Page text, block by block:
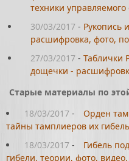
техники управляемого
30/03/2017 - Рукопись
расшифровка, фото,
27/03/2017 - Таблички
дощечки -
Старые материалы по
18/03/2017 -
Орден
тайны тамплиеров их
18/03/2017 -
Гибель
гибели, теории, фото,